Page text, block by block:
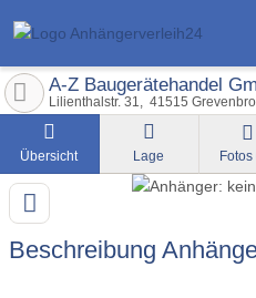
A-Z Baugerätehandel
Lilienthalstr. 31 41515
Übersicht Lage Fotos
Beschreibung